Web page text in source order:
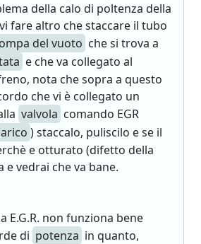
della calo di poltenza della
fare altro che staccare il tubo
del vuoto che si trova a
e che va collegato al
nota che sopra a questo
che vi è collegato un
valvola comando EGR
) staccalo, puliscilo e se il
e otturato (difetto della
e vedrai che va bane.
E.G.R. non funziona bene
di potenza in quanto,